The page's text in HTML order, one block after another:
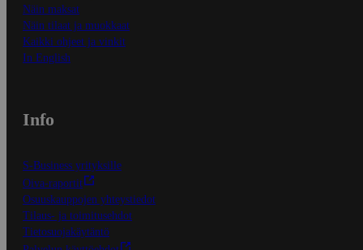
Näin maksat
Näin tilaat ja muokkaat
Kaikki ohjeet ja vinkit
In English
Info
S-Business yrityksille
Oiva-raportit
Osuuskauppojen yhteystiedot
Tilaus- ja toimitusehdot
Tietosuojakäytäntö